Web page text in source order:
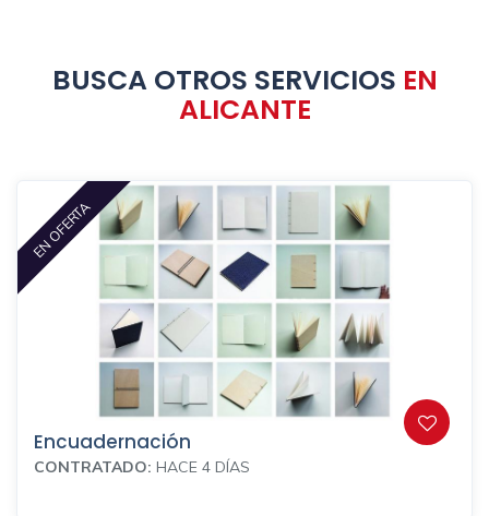
BUSCA OTROS SERVICIOS EN
ALICANTE
EN OFERTA
Encuadernación
CONTRATADO: HACE 4 DÍAS